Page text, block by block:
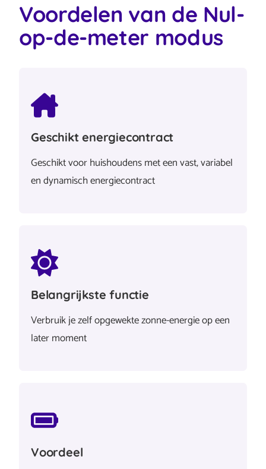
Voordelen van de Nul-
op-de-meter modus
Geschikt energiecontract
Geschikt voor huishoudens met een vast, variabel
en dynamisch energiecontract
Belangrijkste functie
Verbruik je zelf opgewekte zonne-energie op een
later moment
Voordeel